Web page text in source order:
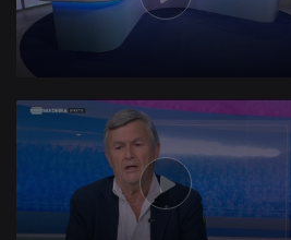
901894